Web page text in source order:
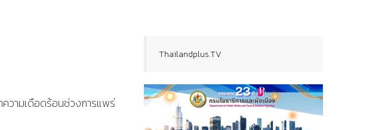
ามเดือดร้อนช่วงการแพร่
Thailandplus.TV